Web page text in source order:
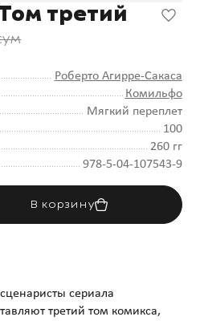
третий
Роберто Агирре-Сакаса
Комильфо
Мягкий переплет
100
260 гг
978-5-04-107543-9
В корзину
сериала
третий том комикса,